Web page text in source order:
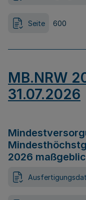
Seite 600
MB.NRW
31.07.2026
2026